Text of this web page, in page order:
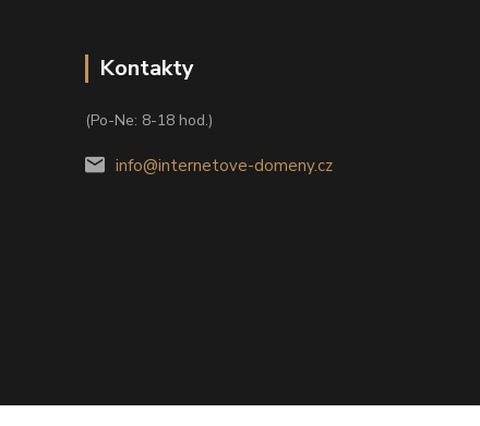
Kontakty
(Po-Ne: 8-18 hod.)
info@internetove-domeny.cz